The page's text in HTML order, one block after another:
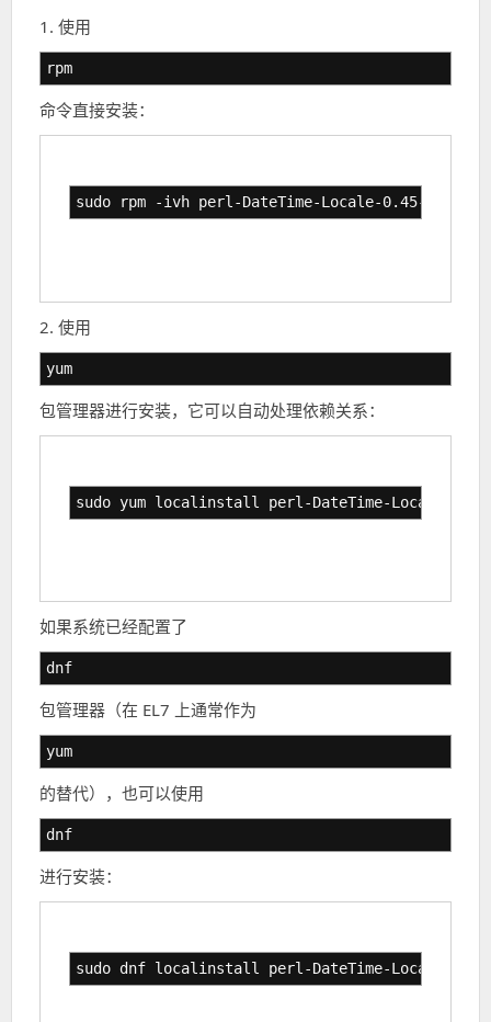
1. 使用
rpm
命令直接安装：
sudo rpm -ivh perl-DateTime-Locale-0.45-
2. 使用
yum
包管理器进行安装，它可以自动处理依赖关系：
sudo yum localinstall perl-DateTime-Locale-
如果系统已经配置了
dnf
包管理器（在 EL7 上通常作为
yum
的替代），也可以使用
dnf
进行安装：
sudo dnf localinstall perl-DateTime-Locale-